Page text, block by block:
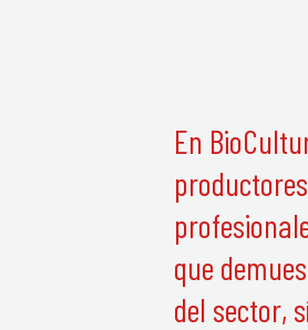
En
que
del sector,